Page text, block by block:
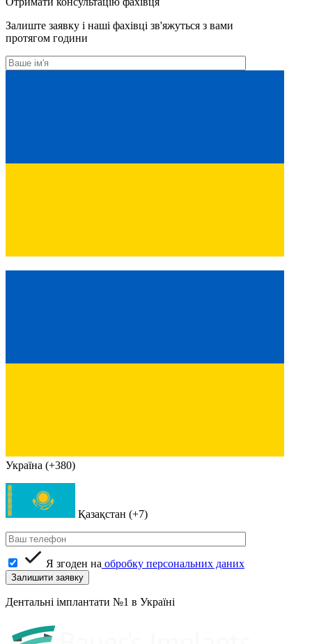
Залиште заявку і наші фахівці зв'яжуться з вами
протягом години
Україна (+380)
Қазақстан (+7)
Я згоден на обробку персональних даних
Дентальні імплантати №1 в Україні